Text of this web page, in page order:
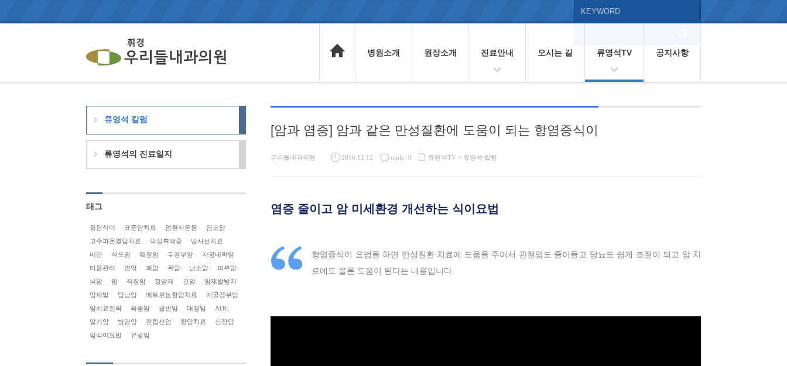
병원소개 원장소개 진료안내 오시는 길 류영석TV 공지사항
[암과 염증] 암과 같은 만성질환에 도움이 되는 항염증식이
우리들내과의원 2016.12.12 reply: 0 류영석TV > 류영석 칼럼
염증 줄이고 암 미세환경 개선하는 식이요법
항염증식이 요법을 하면 만성질환 치료에 도움을 주어서 관절염도 줄어들고 당뇨도 쉽게 조절이 되고 암 치
료에도 물론 도움이 된다는 내용입니다.
류영석 칼럼
류영석의 진료일지
태그
항암식이 표준암치료 암환자운동
담도암
고주파온열암치료
악성흑색종
방사선치료
비만
식도암 췌장암 두경부암
자궁내막암
마음관리
면역 폐암 위암 난소암
피부암
뇌암
암 직장암 항암제 간암
암재발방지
암재발
담낭암 메트로놈항암치료
자궁경부암
암치료전략
육종암 골반암 대장암
ADC
말기암
방광암 전립선암 항암치료
신장암
암식이요법
유방암